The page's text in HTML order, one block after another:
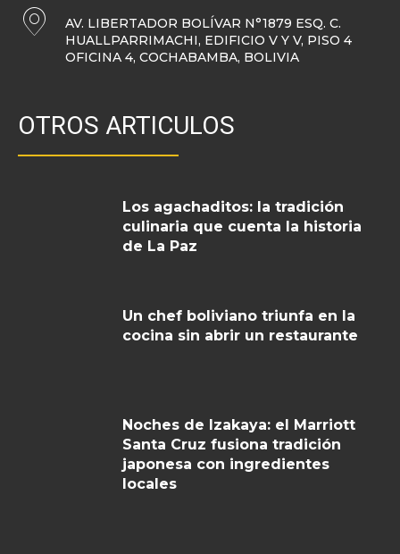
AV. LIBERTADOR BOLÍVAR N°1879 ESQ. C.
HUALLPARRIMACHI, EDIFICIO V Y V, PISO 4
OFICINA 4, COCHABAMBA, BOLIVIA
OTROS ARTICULOS
Los agachaditos: la tradición
culinaria que cuenta la historia
de La Paz
Un chef boliviano triunfa en la
cocina sin abrir un restaurante
Noches de Izakaya: el Marriott
Santa Cruz fusiona tradición
japonesa con ingredientes
locales